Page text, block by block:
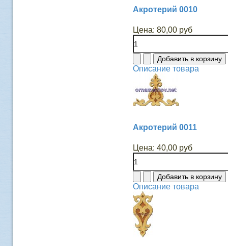
Акротерий 0010
Цена: 80,00 руб
Описание товара
Акротерий 0011
Цена: 40,00 руб
Описание товара